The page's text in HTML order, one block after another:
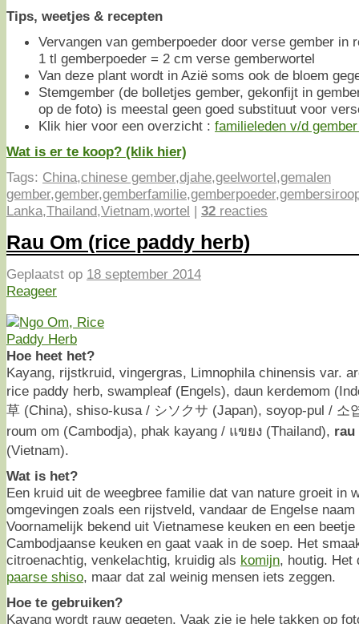
Tips, weetjes & recepten
Vervangen van gemberpoeder door verse gember in
1 tl gemberpoeder = 2 cm verse gemberwortel
Van deze plant wordt in Azië soms ook de bloem
Stemgember (de bolletjes gember, gekonfijt in
op de foto) is meestal geen goed substituut voor
Klik hier voor een overzicht : familieleden v/d
Wat is er te koop? (klik hier)
Tags: China,chinese gember,djahe,geelwortel,gemalen
gember,gember,gemberfamilie,gemberpoeder,
Lanka,Thailand,Vietnam,wortel | 32 reacties
Rau Om (rice paddy herb)
Geplaatst op 18 september 2014
Reageer
Hoe heet het?
Kayang, rijstkruid, vingergras, Limnophila chinensis var.
rice paddy herb, swampleaf (Engels), daun kerdemom
草 (China), shiso-kusa / シソクサ (Japan), soyop-pul / 소
roum om (Cambodja), phak kayang / แขยง (Thailand), rau
(Vietnam).
Wat is het?
Een kruid uit de weegbree familie dat van nature groeit in
omgevingen zoals een rijstveld, vandaar de Engelse
Voornamelijk bekend uit Vietnamese keuken en een
Cambodjaanse keuken en gaat vaak in de soep. Het
citroenachtig, venkelachtig, kruidig als komijn, houtig. Het
paarse shiso, maar dat zal weinig mensen iets zeggen.
Hoe te gebruiken?
Kayang wordt rauw gegeten. Vaak zie je hele takken op